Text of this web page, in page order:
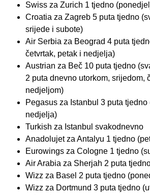
Swiss za Zurich 1 tjedno
Croatia za Zagreb 5 puta tjedno
srijede i subote)
Air Serbia za Beograd 4 puta
četvrtak, petak i nedjelja)
Austrian za Beč 10 puta tjedno
2 puta dnevno utorkom, srijedom,
nedjeljom)
Pegasus za Istanbul 3 puta tjedno
nedjelja)
Turkish za Istanbul svakodnevno
Anadolujet za Antalyu 1 tjedno
Eurowings za Cologne 1 tjedno
Air Arabia za Sherjah 2 puta
Wizz za Basel 2 puta tjedno
Wizz za Dortmund 3 puta tjedno